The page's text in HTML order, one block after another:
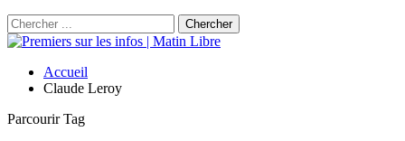
Accueil
Claude Leroy
Parcourir Tag